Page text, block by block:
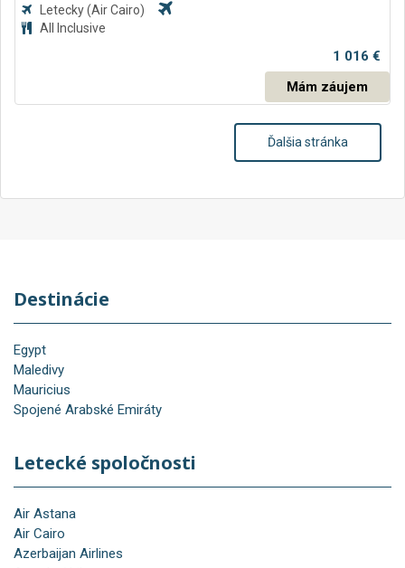
Letecky(Air Cairo)
All Inclusive
1 016 €
Mám záujem
Ďalšia stránka
Destinácie
Egypt
Maledivy
Mauricius
Spojené Arabské Emiráty
Letecké spoločnosti
Air Astana
Air Cairo
Azerbaijan Airlines